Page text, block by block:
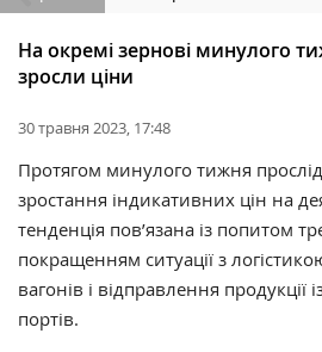
На окремі зернові минулого
зросли ціни
30 травня 2023, 17:48
Протягом минулого тижня
зростання індикативних цін на
тенденція пов’язана із попитом
покращенням ситуації з
вагонів і відправлення продукції
портів.